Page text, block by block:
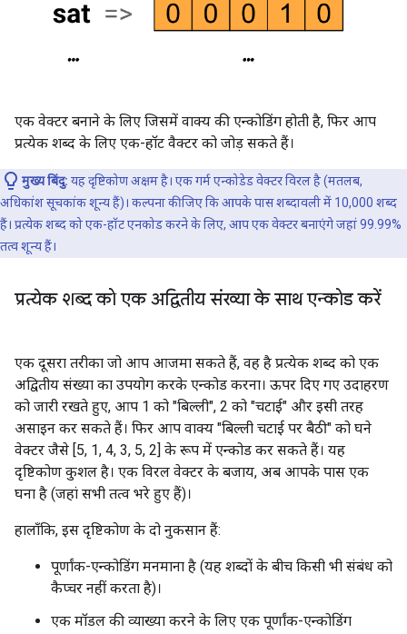
एक वेक्टर बनाने के लिए जिसमें वाक्य की एन्कोडिंग होती है, फिर आप
प्रत्येक शब्द के लिए एक-हॉट वैक्टर को जोड़ सकते हैं।
मुख्य बिंदु: यह दृष्टिकोण अक्षम है। एक गर्म एन्कोडेड वेक्टर विरल है (मतलब,
अधिकांश सूचकांक शून्य हैं)। कल्पना कीजिए कि आपके पास शब्दावली में 10,000 शब्द
हैं। प्रत्येक शब्द को एक-हॉट एनकोड करने के लिए, आप एक वेक्टर बनाएंगे जहां 99.99%
तत्व शून्य हैं।
प्रत्येक शब्द को एक अद्वितीय संख्या के साथ एन्कोड करें
एक दूसरा तरीका जो आप आजमा सकते हैं, वह है प्रत्येक शब्द को एक
अद्वितीय संख्या का उपयोग करके एन्कोड करना। ऊपर दिए गए उदाहरण
को जारी रखते हुए, आप 1 को "बिल्ली", 2 को "चटाई" और इसी तरह
असाइन कर सकते हैं। फिर आप वाक्य "बिल्ली चटाई पर बैठी" को घने
वेक्टर जैसे [5, 1, 4, 3, 5, 2] के रूप में एन्कोड कर सकते हैं। यह
दृष्टिकोण कुशल है। एक विरल वेक्टर के बजाय, अब आपके पास एक
घना है (जहां सभी तत्व भरे हुए हैं)।
हालाँकि, इस दृष्टिकोण के दो नुकसान हैं:
पूर्णांक-एन्कोडिंग मनमाना है (यह शब्दों के बीच किसी भी संबंध को
कैप्चर नहीं करता है)।
एक मॉडल की व्याख्या करने के लिए एक पूर्णांक-एन्कोडिंग